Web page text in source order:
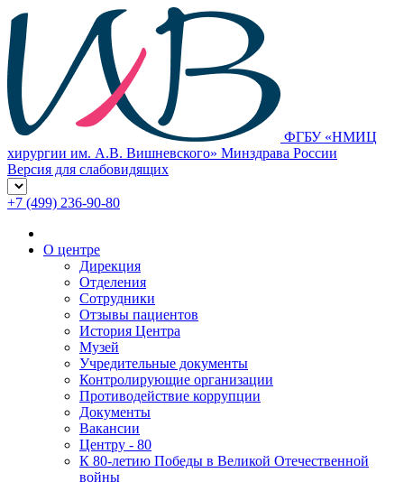
ФГБУ «НМИЦ
хирургии им. А.В. Вишневского» Минздрава России
Версия для слабовидящих
+7 (499) 236-90-80
О центре
Дирекция
Отделения
Сотрудники
Отзывы пациентов
История Центра
Музей
Учредительные документы
Контролирующие организации
Противодействие коррупции
Документы
Вакансии
Центру - 80
К 80-летию Победы в Великой Отечественной
войны